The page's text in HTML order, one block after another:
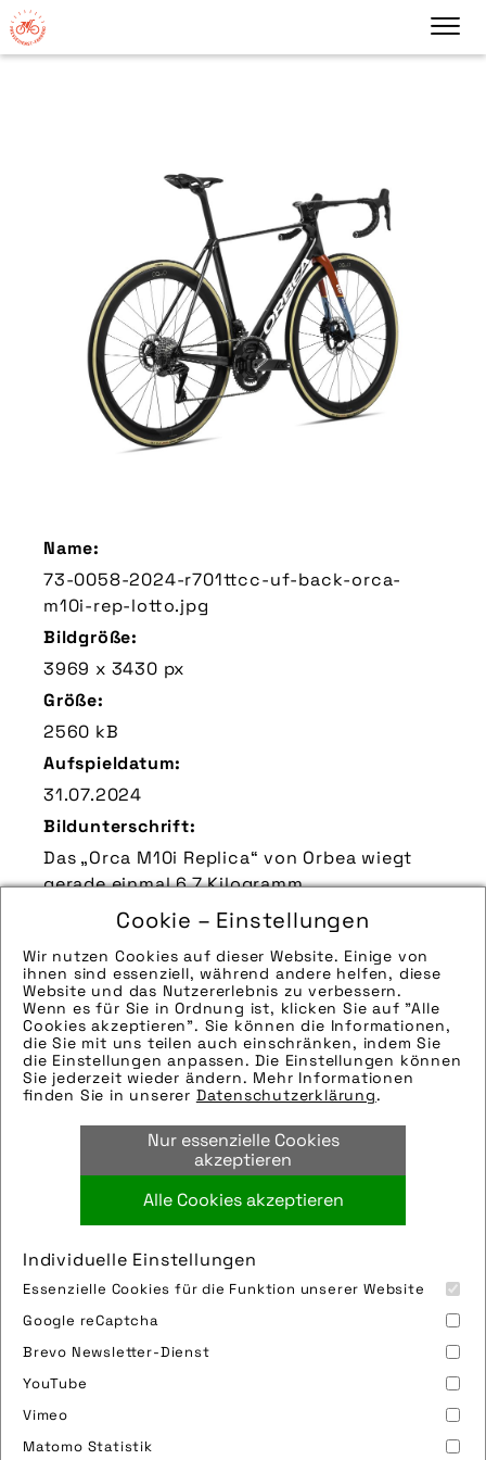
Cookie – Einstellungen
Wir nutzen Cookies auf dieser Website. Einige von
ihnen sind essenziell, während andere helfen, diese
Website und das Nutzererlebnis zu verbessern.
Wenn es für Sie in Ordnung ist, klicken Sie auf "Alle
Cookies akzeptieren". Sie können die Informationen,
die Sie mit uns teilen auch einschränken, indem Sie
die Einstellungen anpassen. Die Einstellungen können
Sie jederzeit wieder ändern. Mehr Informationen
finden Sie in unserer Datenschutzerklärung.
Nur essenzielle Cookies
akzeptieren
Alle Cookies akzeptieren
Individuelle Einstellungen
Essenzielle Cookies für die Funktion unserer Website
Google reCaptcha
Brevo Newsletter-Dienst
YouTube
Vimeo
Matomo Statistik
Name:
73-0058-2024-r701ttcc-uf-back-orca-
m10i-rep-lotto.jpg
Bildgröße:
3969 x 3430 px
Größe:
2560 kB
Aufspieldatum:
31.07.2024
Bildunterschrift:
Das „Orca M10i Replica“ von Orbea wiegt
gerade einmal 6,7 Kilogramm.
Zu verwendender Bildnachweis:
www.orbea.com | pd-f
Technik-Info:
Zur weiteren Recherche:
Modellname: Orca M10i Replica
Hersteller: Orbea
Tags:
aerodynamik,freisteller,leicht,orbea,
orbea s coop,rennrad
Bild downloaden